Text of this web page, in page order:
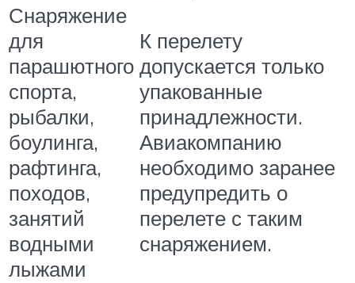
Снаряжение
для
парашютного
спорта,
рыбалки,
боулинга,
рафтинга,
походов,
занятий
водными
лыжами
К перелету
допускается только
упакованные
принадлежности.
Авиакомпанию
необходимо заранее
предупредить о
перелете с таким
снаряжением.